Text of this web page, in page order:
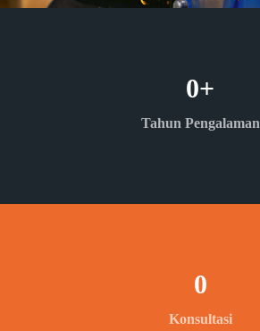
Tahun Pengalaman
0+
Konsultasi
0